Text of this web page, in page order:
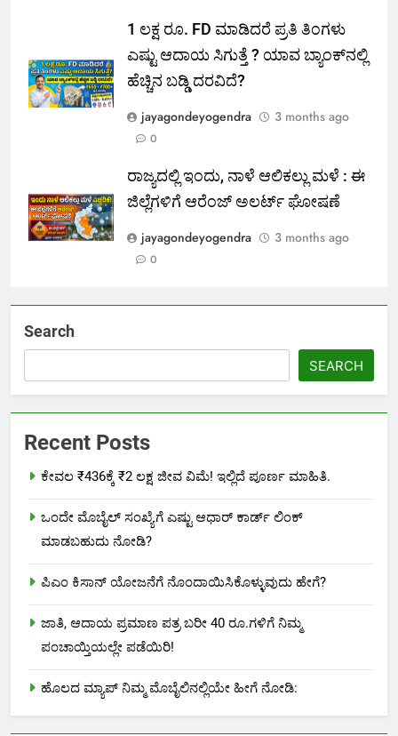
1 ಲಕ್ಷ ರೂ. FD ಮಾಡಿದರೆ ಪ್ರತಿ ತಿಂಗಳು
ಎಷ್ಟು ಆದಾಯ ಸಿಗುತ್ತೆ ? ಯಾವ ಬ್ಯಾಂಕ್‌ನಲ್ಲಿ
ಹೆಚ್ಚಿನ ಬಡ್ಡಿ ದರವಿದೆ?
jayagondeyogendra
3 months ago
0
ರಾಜ್ಯದಲ್ಲಿ ಇಂದು, ನಾಳೆ ಆಲಿಕಲ್ಲು ಮಳೆ : ಈ
ಜಿಲ್ಲೆಗಳಿಗೆ ಆರೆಂಜ್ ಅಲರ್ಟ್ ಘೋಷಣೆ
jayagondeyogendra
3 months ago
0
Search
SEARCH
Recent Posts
ಕೇವಲ ₹436ಕ್ಕೆ ₹2 ಲಕ್ಷ ಜೀವ ವಿಮೆ! ಇಲ್ಲಿದೆ ಪೂರ್ಣ ಮಾಹಿತಿ.
ಒಂದೇ ಮೊಬೈಲ್ ಸಂಖ್ಯೆಗೆ ಎಷ್ಟು ಆಧಾರ್ ಕಾರ್ಡ್ ಲಿಂಕ್
ಮಾಡಬಹುದು ನೋಡಿ?
ಪಿಎಂ ಕಿಸಾನ್ ಯೋಜನೆಗೆ ನೊಂದಾಯಿಸಿಕೊಳ್ಳುವುದು ಹೇಗೆ?
ಜಾತಿ, ಆದಾಯ ಪ್ರಮಾಣ ಪತ್ರ ಬರೀ 40 ರೂ.ಗಳಿಗೆ ನಿಮ್ಮ
ಪಂಚಾಯ್ತಿಯಲ್ಲೇ ಪಡೆಯಿರಿ!
ಹೊಲದ ಮ್ಯಾಪ್ ನಿಮ್ಮ ಮೊಬೈಲಿನಲ್ಲಿಯೇ ಹೀಗೆ ನೋಡಿ: